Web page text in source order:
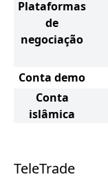
Plataformas
de
negociação
Conta demo
Conta
islâmica
TeleTrade